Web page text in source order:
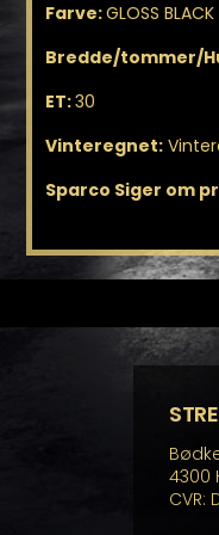
Farve:GLOSS BLACK
Bredde/tommer/
ET:30
Vinteregnet:
Sparco Siger om
4300
CVR: